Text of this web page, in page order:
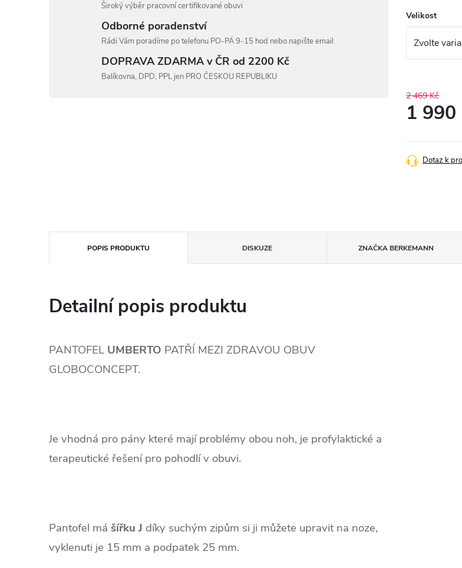
Široký výběr pracovní certifikované obuvi
Odborné poradenství
Rádi Vám poradíme po telefonu PO-PÁ 9-15 hod nebo napište email
DOPRAVA ZDARMA v ČR od 2200 Kč
Balíkovna, DPD, PPL jen PRO ČESKOU REPUBLIKU
Velikost
2 469 Kč
1 990
cena:
Dotaz k
POPIS PRODUKTU DISKUZE ZNAČKA BERKEMANN
Detailní popis produktu
PANTOFEL UMBERTO PATŘÍ MEZI ZDRAVOU OBUV
GLOBOCONCEPT.
Je vhodná pro pány které mají problémy obou noh, je profylaktické a
terapeutické řešení pro pohodlí v obuvi.
Pantofel má šířku J díky suchým zipům si ji můžete upravit na noze,
vyklenuti je 15 mm a podpatek 25 mm.